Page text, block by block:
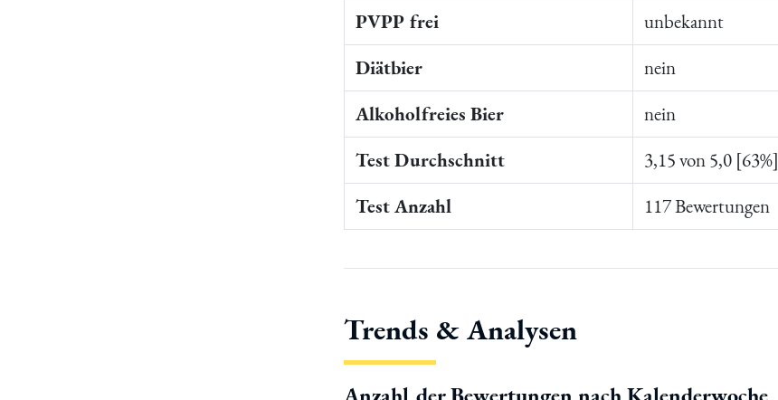
PVPP frei
unbekannt
Diätbier
nein
Alkoholfreies Bier
nein
Test Durchschnitt
3,15 von 5,0 [63%]
Test Anzahl
117 Bewertungen
Trends & Analysen